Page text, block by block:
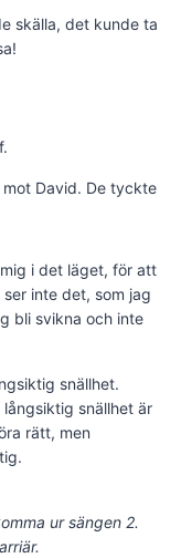
skälla, det kunde ta
David. De tyckte
i det läget, för att
inte det, som jag
bli svikna och inte
snällhet.
långsiktig snällhet är
rätt, men
ur sängen 2.